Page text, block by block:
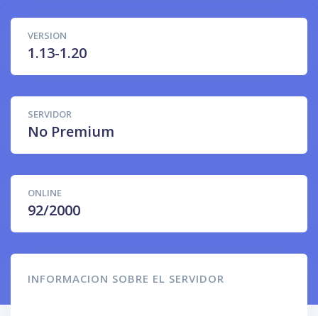
VERSION
1.13-1.20
SERVIDOR
No Premium
ONLINE
92/2000
INFORMACION SOBRE EL SERVIDOR